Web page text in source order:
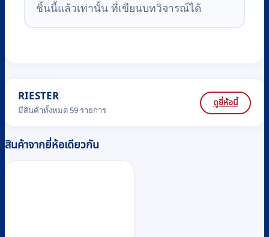
ชิ้นนี้แล้วเท่านั้น ที่เขียนบทวิจารณ์ได้
RIESTER
มีสินค้าทั้งหมด 59 รายการ
ดูยี่ห้อนี้
สินค้าจากยี่ห้อเดียวกัน